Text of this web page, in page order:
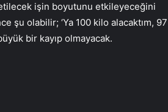
işin boyutunu etkileyeceğini
şu olabilir; ‘Ya 100 kilo alacaktım, 97
bir kayıp olmayacak.